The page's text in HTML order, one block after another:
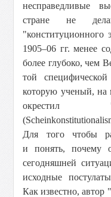
несправедливые
стране не
"конституционного
1905–06 гг. менее
более глубоко, чем
той
которую ученый, на
окрестил
Для того чтобы
и понять, почему
сегодняшней
исходные
Как известно, автор